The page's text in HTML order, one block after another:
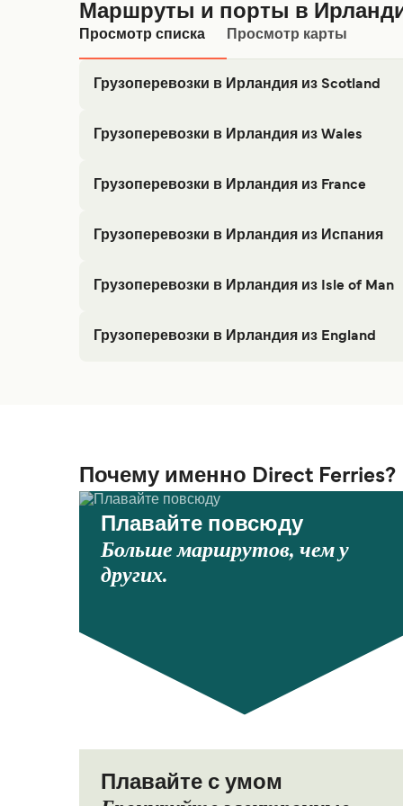
Маршруты и порты в
Просмотр списка Просмотр карты
Грузоперевозки в Ирландия из Scotland
Грузовой паром Кэйрнрайан Ларн
P&O Irish Sea
Грузовой паром Кэйрнрайан Белфаст
Stena Line
Грузоперевозки в Ирландия из Wales
Грузовой паром Пемброк Рослэр
Irish Ferries
Грузовой паром Холихед Дублин
Irish Ferries
Грузовой паром Холихед Дублин
Грузоперевозки в Ирландия из France
Грузовой паром Шербур Дублин
Irish Ferries
Грузовой паром Шербур Рослэр
Грузоперевозки в Ирландия из Испания
Грузовой паром Бильбао Рослэр
Brittany Ferries
Грузоперевозки в Ирландия из Isle of Man
Грузовой паром Дуглас Дублин
Steam Packet
Грузоперевозки в Ирландия из England
Почему именно Direct Ferries?
Плавайте повсюду
Больше маршрутов, чем у
других.
Плавайте с умом